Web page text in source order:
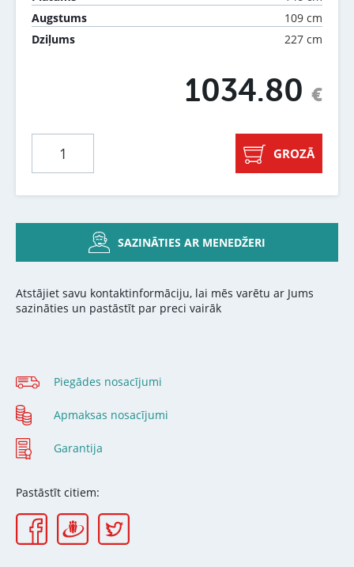
Augstums
109 cm
Dziļums
227 cm
1034.80 €
GROZĀ
SAZINĀTIES AR MENEDŽERI
Atstājiet savu kontaktinformāciju, lai mēs varētu ar Jums
sazināties un pastāstīt par preci vairāk
Piegādes nosacījumi
Apmaksas nosacījumi
Garantija
Pastāstīt citiem: